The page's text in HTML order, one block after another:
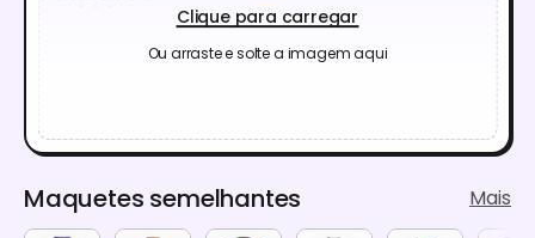
Clique para carregar
Ou arraste e solte a imagem aqui
Maquetes semelhantes Mais